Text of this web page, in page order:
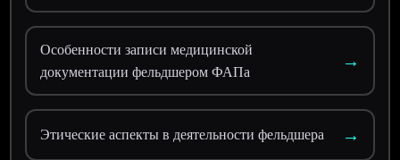
Особенности записи медицинской
документации фельдшером ФАПа
→
Этические аспекты в деятельности фельдшера →